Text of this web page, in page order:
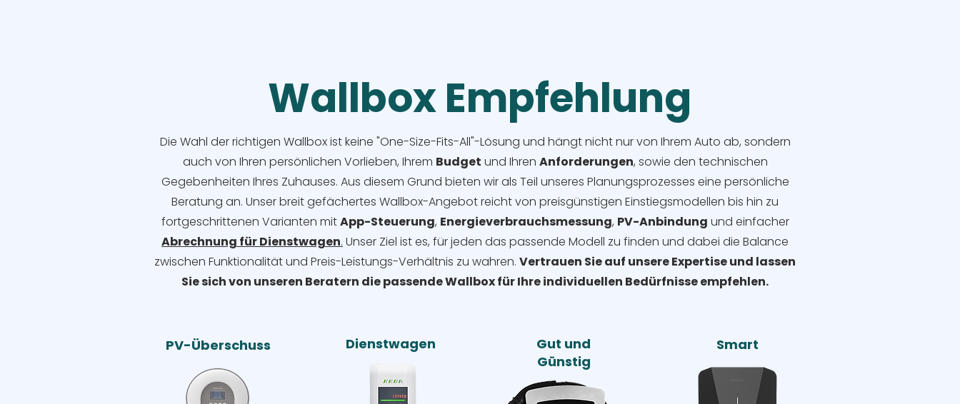
Wallbox Empfehlung
Die Wahl der richtigen Wallbox ist keine "One-Size-Fits-All"-Lösung und hängt nicht nur von Ihrem Auto ab, sondern
auch von Ihren persönlichen Vorlieben, Ihrem Budget und Ihren Anforderungen, sowie den technischen
Gegebenheiten Ihres Zuhauses. Aus diesem Grund bieten wir als Teil unseres Planungsprozesses eine persönliche
Beratung an. Unser breit gefächertes Wallbox-Angebot reicht von preisgünstigen Einstiegsmodellen bis hin zu
fortgeschrittenen Varianten mitApp-Steuerung, Energieverbrauchsmessung, PV-Anbindung und einfacher
Abrechnung für Dienstwagen. Unser Ziel ist es, für jeden das passende Modell zu finden und dabei die Balance
zwischen Funktionalität und Preis-Leistungs-Verhältnis zu wahren. Vertrauen Sie auf unsere Expertise und lassen
Sie sich von unseren Beratern die passende Wallbox für Ihre individuellen Bedürfnisse empfehlen.
PV-Überschuss Dienstwagen
Gut und
Günstig
Smart